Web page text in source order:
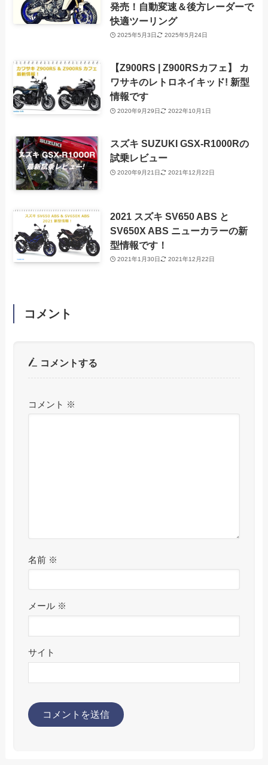
発売！自動変速＆後方レーダーで
快適ツーリング
2025年5月3日 2025年5月24日
【Z900RS | Z900RSカフェ】 カ
ワサキのレトロネイキッド! 新型
情報です
2020年9月29日 2022年10月1日
スズキ SUZUKI GSX-R1000Rの
試乗レビュー
2020年9月21日 2021年12月22日
2021 スズキ SV650 ABS と
SV650X ABS ニューカラーの新
型情報です！
2021年1月30日 2021年12月22日
コメント
コメントする
コメント ※
名前 ※
メール ※
サイト